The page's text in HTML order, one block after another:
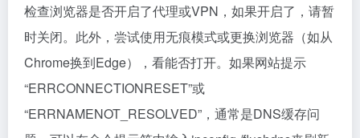
检查浏览器是否开启了代理或VPN，如果开启了，请暂
时关闭。此外，尝试使用无痕模式或更换浏览器（如从
Chrome换到Edge），看能否打开。如果网站提示
“ERRCONNECTIONRESET”或
“ERRNAMENOT_RESOLVED”，通常是DNS缓存问